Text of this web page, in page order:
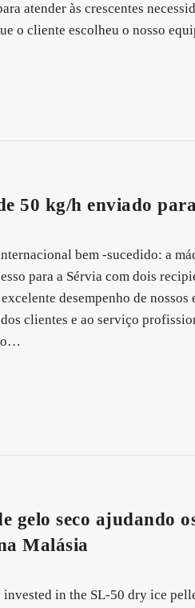
atender às crescentes
o cliente escolheu o nosso
50 kg/h enviado
bem -sucedido: a
para a Sérvia com dois
desempenho de
clientes e ao serviço
gelo seco ajudando
Malásia
in the SL-50 dry ice